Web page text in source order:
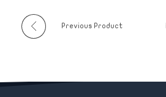
Previous Product